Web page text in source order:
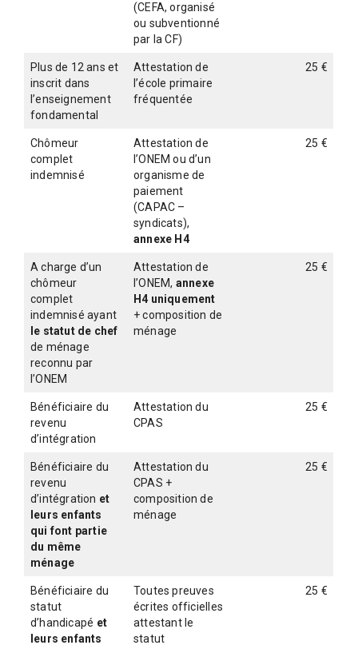
(CEFA, organisé
ou subventionné
par la CF)
Plus de 12 ans et
inscrit dans
l’enseignement
fondamental
Attestation de
l’école primaire
fréquentée
25 €
Chômeur
complet
indemnisé
Attestation de
l’ONEM ou d’un
organisme de
paiement
(CAPAC –
syndicats),
annexe H4
25 €
A charge d’un
chômeur
complet
indemnisé ayant
le statut de chef
de ménage
reconnu par
l’ONEM
Attestation de
l’ONEM, annexe
H4 uniquement
+ composition de
ménage
25 €
Bénéficiaire du
revenu
d’intégration
Attestation du
CPAS
25 €
Bénéficiaire du
revenu
d’intégration et
leurs enfants
qui font partie
du même
ménage
Attestation du
CPAS +
composition de
ménage
25 €
Bénéficiaire du
statut
d’handicapé et
leurs enfants
Toutes preuves
écrites officielles
attestant le
statut
25 €